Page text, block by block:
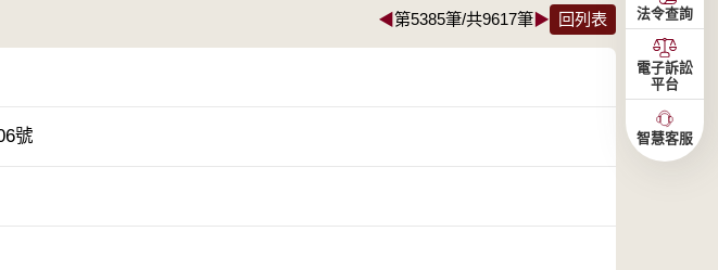
◀第5385筆/共9617筆▶ 回列表
號
法令查詢
電子訴訟
平台
智慧客服